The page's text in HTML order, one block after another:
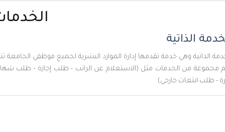
الخدمات
الذاتية
وهي خدمة تقدمها إدارة الموارد البشرية لجميع موظفي الجامعة تتيح
من الخدمات مثل (الاستعلام عن الراتب - طلب إجازة - طلب شهادة
ابتعاث خارجي).